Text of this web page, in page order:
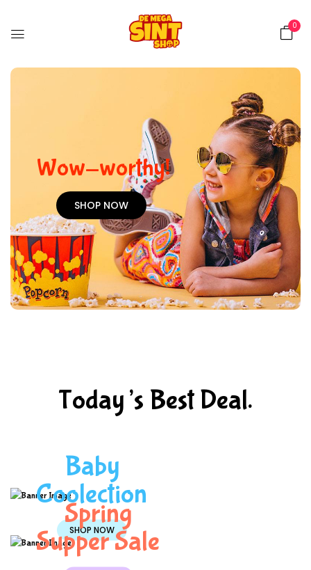
0
Wow-worthy!
SHOP NOW
Today’s Best Deal.
Baby
Coolection
SHOP NOW
Spring
Supper Sale